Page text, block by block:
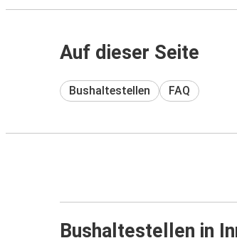
Auf dieser Seite
Bushaltestellen FAQ
Bushaltestellen in